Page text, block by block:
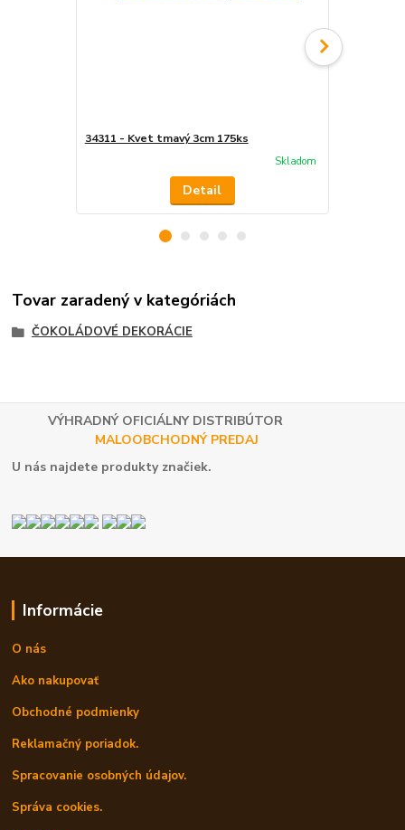
34311 - Kvet tmavý 3cm 175ks
Skladom
Detail
Tovar zaradený v kategóriách
ČOKOLÁDOVÉ DEKORÁCIE
VÝHRADNÝ OFICIÁLNY DISTRIBÚTOR
MALOOBCHODNÝ PREDAJ
U nás najdete produkty značiek.
Informácie
O nás
Ako nakupovať
Obchodné podmienky
Reklamačný poriadok.
Spracovanie osobných údajov.
Správa cookies.